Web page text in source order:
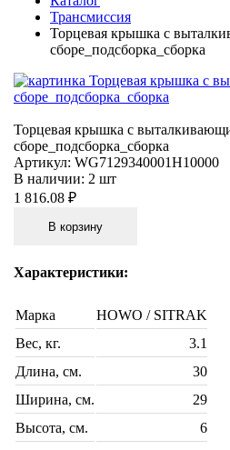
Трансмиссия
Торцевая крышка с
сборе_подсборка_сборка
Торцевая крышка с
сборе_подсборка_сборка
Артикул: WG7129340001H10000
В наличии: 2 шт
1 816.08 ₽
В корзину
Характеристики:
Марка
HOWO / SITRAK
Вес, кг.
3.1
Длина, см.
30
Ширина, см.
29
Высота, см.
6